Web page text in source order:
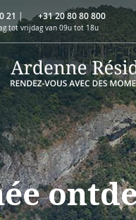
21 | +31 20 80 80 800
tot vrijdag van 09u tot 18u